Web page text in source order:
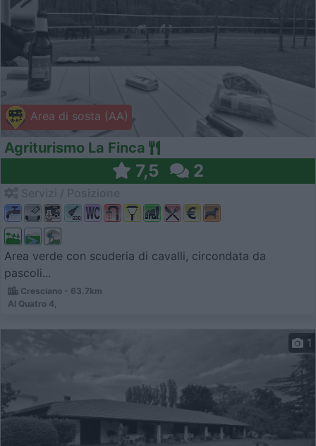
Area di sosta (AA)
Agriturismo La Finca
7,5 2
Area verde con scuderia di cavalli, circondata da
pascoli...
Cresciano - 63.7km
Al Quatro 4,
1